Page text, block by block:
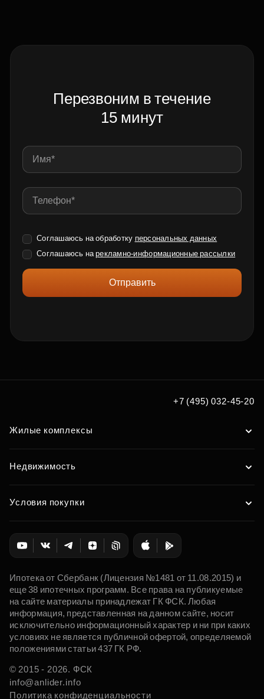
Перезвоним в течение
15 минут
Соглашаюсь на обработку персональных данных
Соглашаюсь нарекламно-информационные рассылки
Отправить
+7 (495) 032-45-20
Жилые комплексы
Недвижимость
Условия покупки
Ипотека от Сбербанк (Лицензия №1481 от 11.08.2015) и
еще 38 ипотечных программ. Все права на публикуемые
на сайте материалы принадлежат ГК ФСК. Любая
информация, представленная на данном сайте, носит
исключительно информационный характер и ни при каких
условиях не является публичной офертой, определяемой
положениями статьи 437 ГК РФ.
© 2015 - 2026. ФСК
info@anlider.info
Политика конфиденциальности